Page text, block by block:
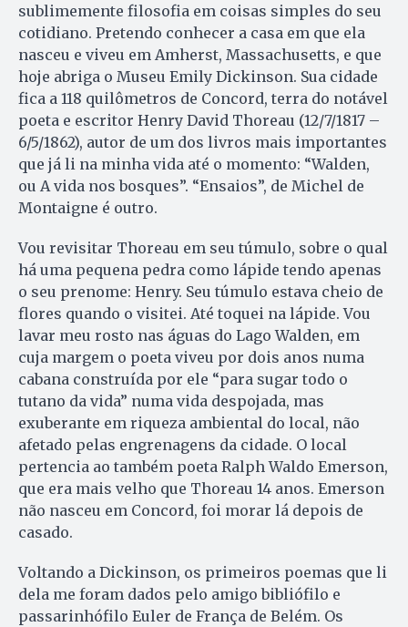
sublimemente filosofia em coisas simples do seu
cotidiano. Pretendo conhecer a casa em que ela
nasceu e viveu em Amherst, Massachusetts, e que
hoje abriga o Museu Emily Dickinson. Sua cidade
fica a 118 quilômetros de Concord, terra do notável
poeta e escritor Henry David Thoreau (12/7/1817 –
6/5/1862), autor de um dos livros mais importantes
que já li na minha vida até o momento: “Walden,
ou A vida nos bosques”. “Ensaios”, de Michel de
Montaigne é outro.
Vou revisitar Thoreau em seu túmulo, sobre o qual
há uma pequena pedra como lápide tendo apenas
o seu prenome: Henry. Seu túmulo estava cheio de
flores quando o visitei. Até toquei na lápide. Vou
lavar meu rosto nas águas do Lago Walden, em
cuja margem o poeta viveu por dois anos numa
cabana construída por ele “para sugar todo o
tutano da vida” numa vida despojada, mas
exuberante em riqueza ambiental do local, não
afetado pelas engrenagens da cidade. O local
pertencia ao também poeta Ralph Waldo Emerson,
que era mais velho que Thoreau 14 anos. Emerson
não nasceu em Concord, foi morar lá depois de
casado.
Voltando a Dickinson, os primeiros poemas que li
dela me foram dados pelo amigo bibliófilo e
passarinhófilo Euler de França de Belém. Os